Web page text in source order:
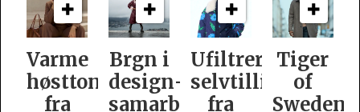
Brgn i
design­
samarbeid
Ufiltrert
selvtillit
fra
Tiger
of
Swedens
Slik
er
dame­